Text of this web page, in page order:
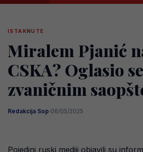
ISTAKNUTE
Miralem Pjanić
CSKA? Oglasio
zvaničnim
Redakcija Sop·06/05/2025
Pojedini ruski mediji objavili su